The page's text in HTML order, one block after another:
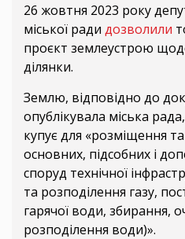
26 жовтня 2023 року
міської ради дозволили
проєкт землеустрою
ділянки.
Землю, відповідно до
опублікувала міська
купує для «розміщення та
основних, підсобних і
споруд технічної
та розподілення газу,
гарячої води, збирання,
розподілення води)».